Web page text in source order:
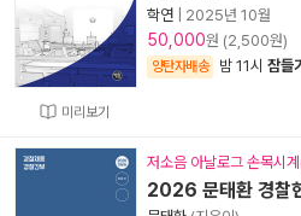
미리보기
학연
2025년 10월
50,000원 (2,500원)
양탄자배송 밤 11시 잠들
저소음 아날로그 손목시
2026 문태환 경찰